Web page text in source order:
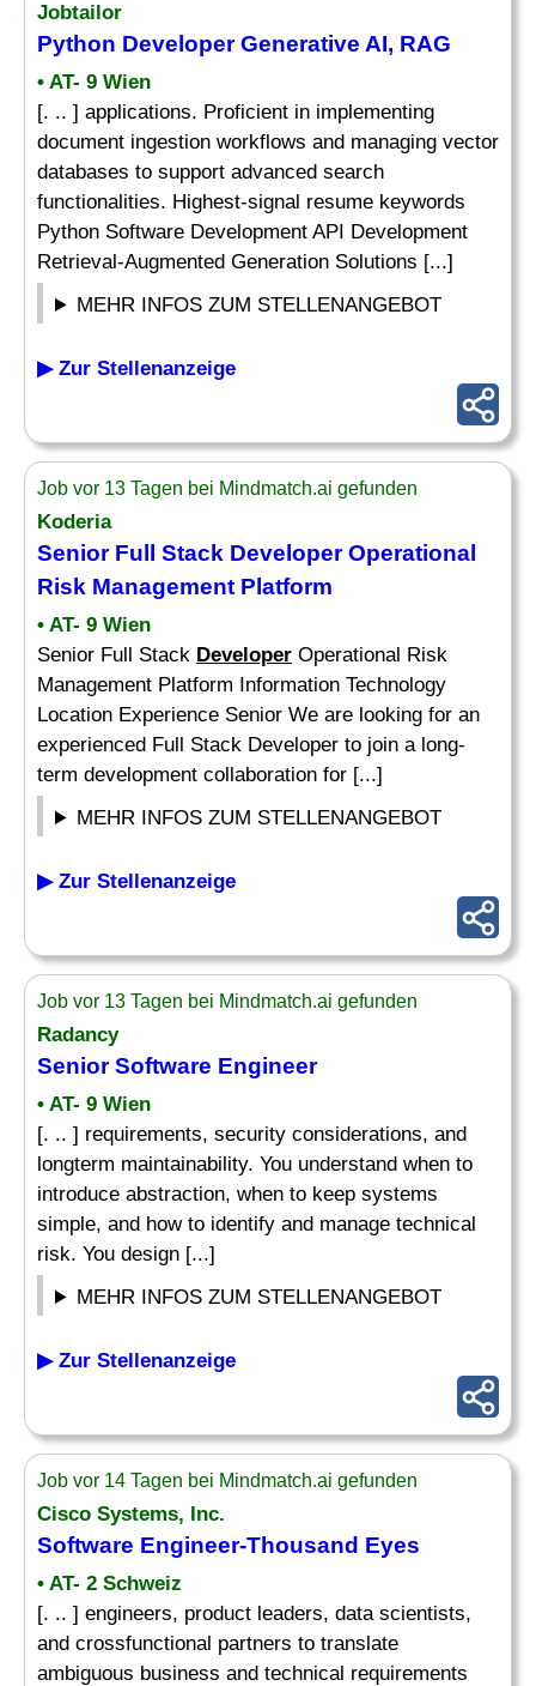
Jobtailor
Python DeveloperGenerative AI, RAG
• AT- 9 Wien
[. .. ] applications. Proficient in implementing
document ingestion workflows and managing vector
databases to support advanced search
functionalities. Highest-signal resume keywords
Python Software Development API Development
Retrieval-Augmented Generation Solutions [...]
MEHR INFOS ZUM STELLENANGEBOT
▶ Zur Stellenanzeige
Job vor 13 Tagen bei Mindmatch.ai gefunden
Koderia
Senior Full Stack DeveloperOperational
Risk Management Platform
• AT- 9 Wien
Senior Full Stack Developer Operational Risk
Management Platform Information Technology
Location Experience Senior We are looking for an
experienced Full Stack Developer to join a long-
term development collaboration for [...]
MEHR INFOS ZUM STELLENANGEBOT
▶ Zur Stellenanzeige
Job vor 13 Tagen bei Mindmatch.ai gefunden
Radancy
Senior Software Engineer
• AT- 9 Wien
[. .. ] requirements, security considerations, and
longterm maintainability. You understand when to
introduce abstraction, when to keep systems
simple, and how to identify and manage technical
risk. You design [...]
MEHR INFOS ZUM STELLENANGEBOT
▶ Zur Stellenanzeige
Job vor 14 Tagen bei Mindmatch.ai gefunden
Cisco Systems, Inc.
Software Engineer-Thousand Eyes
• AT- 2 Schweiz
[. .. ] engineers, product leaders, data scientists,
and crossfunctional partners to translate
ambiguous business and technical requirements